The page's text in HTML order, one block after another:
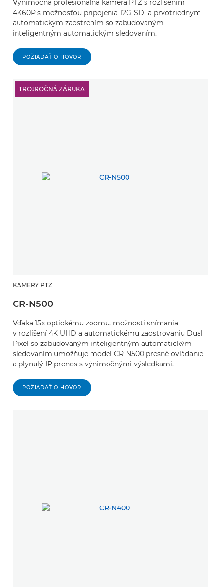
Výnimočná profesionálna kamera PTZ s rozlíšením
4K60P s možnosťou pripojenia 12G-SDI a prvotriednym
automatickým zaostrením so zabudovaným
inteligentným automatickým sledovaním.
POŽIADAŤ O HOVOR
TROJROČNÁ ZÁRUKA
KAMERY PTZ
CR-N500
Vďaka 15x optickému zoomu, možnosti snímania
v rozlíšení 4K UHD a automatickému zaostrovaniu Dual
Pixel so zabudovaným inteligentným automatickým
sledovaním umožňuje model CR-N500 presné ovládanie
a plynulý IP prenos s výnimočnými výsledkami.
POŽIADAŤ O HOVOR